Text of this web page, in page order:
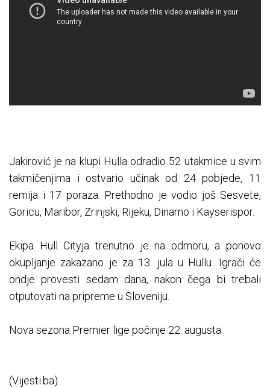
Jakirović je na klupi Hulla odradio 52 utakmice u svim
takmičenjima i ostvario učinak od 24 pobjede, 11
remija i 17 poraza. Prethodno je vodio još Sesvete,
Goricu, Maribor, Zrinjski, Rijeku, Dinamo i Kayserispor.
Ekipa Hull Cityja trenutno je na odmoru, a ponovo
okupljanje zakazano je za 13. jula u Hullu. Igrači će
ondje provesti sedam dana, nakon čega bi trebali
otputovati na pripreme u Sloveniju.
Nova sezona Premier lige počinje 22. augusta.
(Vijesti.ba)